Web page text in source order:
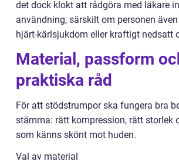
det dock klokt att rådgöra med läkare
användning, särskilt om personen
hjärt-kärlsjukdom eller kraftigt nedsatt
Material, passform
praktiska råd
För att stödstrumpor ska fungera bra
stämma: rätt kompression, rätt storlek
som känns skönt mot huden.
Val av material